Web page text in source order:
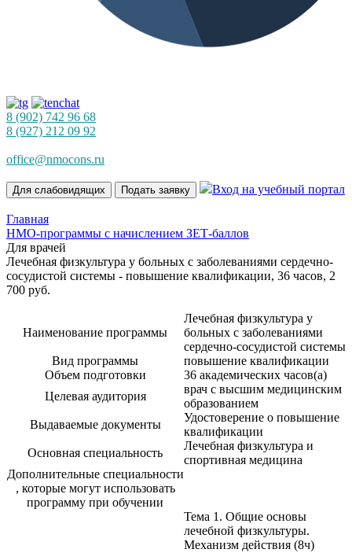
8 (902) 742 96 68
8 (927) 212 09 92
office@nmocons.ru
Для слабовидящих Подать заявку Вход на учебный портал
Главная
НМО-программы с начислением ЗЕТ-баллов
Для врачей
Лечебная физкультура у больных с заболеваниями сердечно-
сосудистой системы - повышение квалификации, 36 часов, 2
700 руб.
Наименование программы
Лечебная физкультура у
больных с заболеваниями
сердечно-сосудистой системы
Вид программы
повышение квалификации
Объем подготовки
36 академических часов(а)
Целевая аудитория
врач с высшим медицинским
образованием
Выдаваемые документы
Удостоверение о повышение
квалификации
Основная специальность
Лечебная физкультура и
спортивная медицина
Дополнительные специальности
, которые могут использовать
программу при обучении
Тема 1. Общие основы
лечебной физкультуры.
Механизм действия (8ч)